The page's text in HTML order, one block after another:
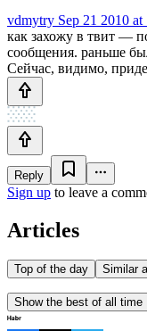
vdmytry Sep 21 2010 at
как захожу в твит —
сообщения. раньше
Сейчас, видимо,
Reply
Sign up to leave a
Articles
Top of the day Similar
Show the best of all time